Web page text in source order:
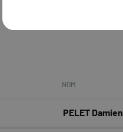
NOM
PELET Damien